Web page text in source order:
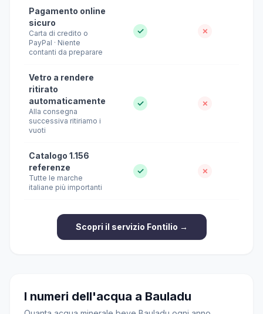
Pagamento online
sicuro
Carta di credito o
PayPal · Niente
contanti da preparare
✓ ✗
Vetro a rendere
ritirato
automaticamente
Alla consegna
successiva ritiriamo i
vuoti
✓ ✗
Catalogo 1.156
referenze
Tutte le marche
italiane più importanti
✓ ✗
Scopri il servizio Fontilio →
I numeri dell'acqua a Bauladu